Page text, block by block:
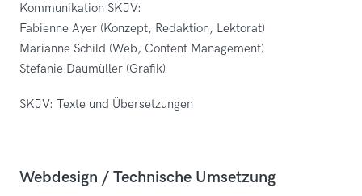
Kommunikation SKJV:
Fabienne Ayer (Konzept, Redaktion, Lektorat)
Marianne Schild (Web, Content Management)
Stefanie Daumüller (Grafik)
SKJV: Texte und Übersetzungen
Webdesign / Technische Umsetzung